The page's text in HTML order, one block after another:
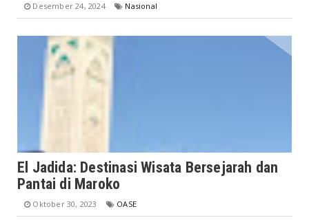
Desember 24, 2024 Nasional
El Jadida: Destinasi Wisata Bersejarah dan
Pantai di Maroko
Oktober 30, 2023 OASE